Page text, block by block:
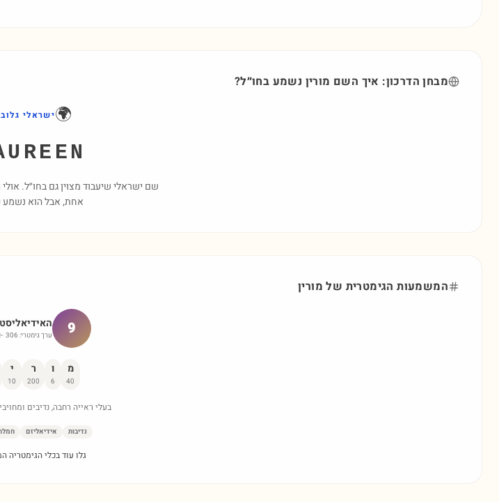
מבחן הדרכון: איך השם מורין נשמע בחו״ל?
🌍ישראלי
שם ישראלי שיעבוד מצוין גם בחו״ל.
אחת, אבל הוא נשמע
המשמעות הגימטרית של מורין
9 האידיאליסט
ערך גימטרי: 306
מ
40
ו
6
ר
200
י
10
בעלי ראייה רחבה, נדיבים
נדיבות אידיאליזם
גלו עוד בכלי הגימטריה